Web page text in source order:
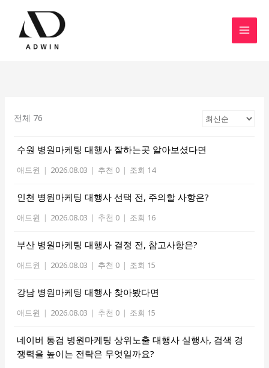
전체 76
수원 병원마케팅 대행사 잘하는곳 알아보셨다면
애드윈 | 2026.08.03 | 추천 0 | 조회 14
인천 병원마케팅 대행사 선택 전, 주의할 사항은?
애드윈 | 2026.08.03 | 추천 0 | 조회 16
부산 병원마케팅 대행사 결정 전, 참고사항은?
애드윈 | 2026.08.03 | 추천 0 | 조회 15
강남 병원마케팅 대행사 찾아봤다면
애드윈 | 2026.08.03 | 추천 0 | 조회 15
네이버 통검 병원마케팅 상위노출 대행사 실행사, 검색 경
쟁력을 높이는 전략은 무엇일까요?